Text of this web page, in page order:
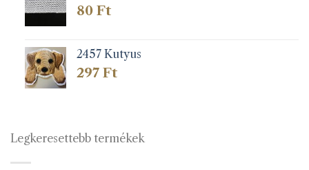
80 Ft
2457 Kutyus
297 Ft
Legkeresettebb termékek